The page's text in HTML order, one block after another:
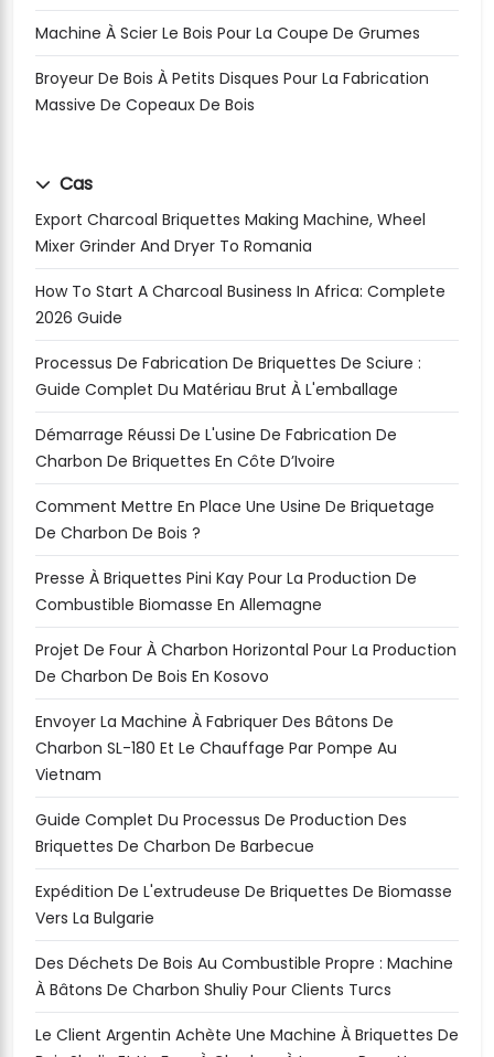
Machine À Scier Le Bois Pour La Coupe De Grumes
Broyeur De Bois À Petits Disques Pour La Fabrication
Massive De Copeaux De Bois
Cas
Export Charcoal Briquettes Making Machine, Wheel
Mixer Grinder And Dryer To Romania
How To Start A Charcoal Business In Africa: Complete
2026 Guide
Processus De Fabrication De Briquettes De Sciure :
Guide Complet Du Matériau Brut À L'emballage
Démarrage Réussi De L'usine De Fabrication De
Charbon De Briquettes En Côte D’Ivoire
Comment Mettre En Place Une Usine De Briquetage
De Charbon De Bois ?
Presse À Briquettes Pini Kay Pour La Production De
Combustible Biomasse En Allemagne
Projet De Four À Charbon Horizontal Pour La Production
De Charbon De Bois En Kosovo
Envoyer La Machine À Fabriquer Des Bâtons De
Charbon SL-180 Et Le Chauffage Par Pompe Au
Vietnam
Guide Complet Du Processus De Production Des
Briquettes De Charbon De Barbecue
Expédition De L'extrudeuse De Briquettes De Biomasse
Vers La Bulgarie
Des Déchets De Bois Au Combustible Propre : Machine
À Bâtons De Charbon Shuliy Pour Clients Turcs
Le Client Argentin Achète Une Machine À Briquettes De